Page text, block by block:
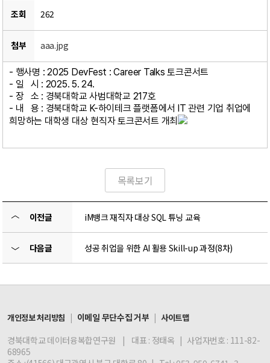
조회 262
첨부 aaa.jpg
- 행사명 : 2025 DevFest : Career Talks 토크콘서트
- 일 시 : 2025. 5. 24.
- 장 소 : 경북대학교 사범대학교 217호
- 내 용 : 경북대학교 K-하이테크 플랫폼에서 IT 관련 기업 취업에
희망하는 대학생 대상 현직자 토크콘서트 개최
목록보기
〈 이전글 iM뱅크 재직자 대상 SQL 튜닝 교육
〉 다음글 성공 취업을 위한 AI 활용 Skill-up 과정(8차)
개인정보 처리방침 | 이메일 무단수집 거부 | 사이트맵
경북대학교 데이터융복합연구원 | 대표 : 정태옥 | 사업자번호 : 111-82-
68965